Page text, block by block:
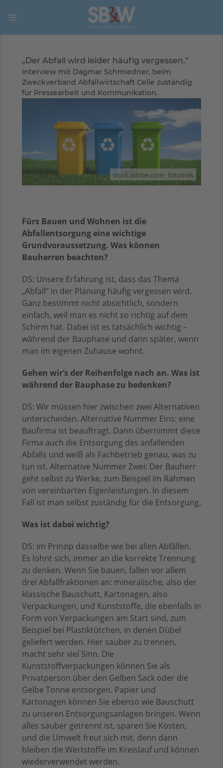
„Der Abfall wird leider häufig vergessen.“
Interview mit Dagmar Schmiedner, beim
Zweckverband Abfallwirtschaft Celle zuständig
für Pressearbeit und Kommunikation.
stock.adobe.com - fotomek
Fürs Bauen und Wohnen ist die
Abfallentsorgung eine wichtige
Grundvoraussetzung. Was können
Bauherren beachten?
DS: Unsere Erfahrung ist, dass das Thema
„Abfall“ in der Planung häufig vergessen wird.
Ganz bestimmt nicht absichtlich, sondern
einfach, weil man es nicht so richtig auf dem
Schirm hat. Dabei ist es tatsächlich wichtig –
während der Bauphase und dann später, wenn
man im eigenen Zuhause wohnt.
Gehen wir’s der Reihenfolge nach an. Was ist
während der Bauphase zu bedenken?
DS: Wir müssen hier zwischen zwei Alternativen
unterscheiden. Alternative Nummer Eins: eine
Baufirma ist beauftragt. Dann übernimmt diese
Firma auch die Entsorgung des anfallenden
Abfalls und weiß als Fachbetrieb genau, was zu
tun ist. Alternative Nummer Zwei: Der Bauherr
geht selbst zu Werke, zum Beispiel im Rahmen
von vereinbarten Eigenleistungen. In diesem
Fall ist man selbst zuständig für die Entsorgung.
Was ist dabei wichtig?
DS: Im Prinzip dasselbe wie bei allen Abfällen.
Es lohnt sich, immer an die korrekte Trennung
zu denken. Wenn Sie bauen, fallen vor allem
drei Abfallfraktionen an: mineralische, also der
klassische Bauschutt, Kartonagen, also
Verpackungen, und Kunststoffe, die ebenfalls in
Form von Verpackungen am Start sind, zum
Beispiel bei Plastiktütchen, in denen Dübel
geliefert werden. Hier sauber zu trennen,
macht sehr viel Sinn. Die
Kunststoffverpackungen können Sie als
Privatperson über den Gelben Sack oder die
Gelbe Tonne entsorgen. Papier und
Kartonagen können Sie ebenso wie Bauschutt
zu unseren Entsorgungsanlagen bringen. Wenn
alles sauber getrennt ist, sparen Sie Kosten,
und die Umwelt freut sich mit, denn dann
bleiben die Wertstoffe im Kreislauf und können
wiederverwendet werden.